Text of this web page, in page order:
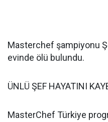
Masterchef şampiyonu
evinde ölü bulundu.
ÜNLÜ ŞEF HAYATINI
MasterChef Türkiye